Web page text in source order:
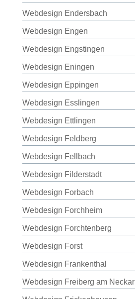
Webdesign Endersbach
Webdesign Engen
Webdesign Engstingen
Webdesign Eningen
Webdesign Eppingen
Webdesign Esslingen
Webdesign Ettlingen
Webdesign Feldberg
Webdesign Fellbach
Webdesign Filderstadt
Webdesign Forbach
Webdesign Forchheim
Webdesign Forchtenberg
Webdesign Forst
Webdesign Frankenthal
Webdesign Freiberg am Neckar